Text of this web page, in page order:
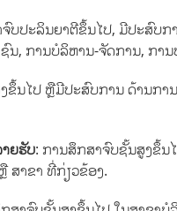
ບປະລິນຍາຕີຂຶ້ນໄປ, ມີປະສົບ
ນ, ການບໍລິຫານ-ຈັດການ, ກາ
ຂຶ້ນໄປ ຫຼືມີປະສົບການ ດ້ານກ
ຍຮັບ: ການສຶກສາຈົບຊັ້ນສູງຂຶ້ນ
ສາຂາ ທີ່ກ່ຽວຂ້ອງ.